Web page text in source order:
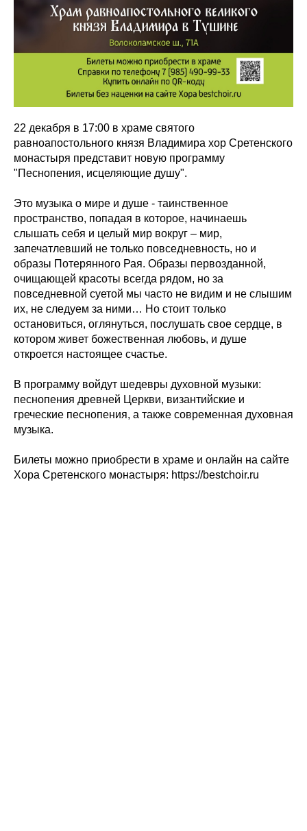
22 декабря в 17:00 в храме святого
равноапостольного князя Владимира хор Сретенского
монастыря представит новую программу
"Песнопения, исцеляющие душу".
Это музыка о мире и душе - таинственное
пространство, попадая в которое, начинаешь
слышать себя и целый мир вокруг – мир,
запечатлевший не только повседневность, но и
образы Потерянного Рая. Образы первозданной,
очищающей красоты всегда рядом, но за
повседневной суетой мы часто не видим и не слышим
их, не следуем за ними… Но стоит только
остановиться, оглянуться, послушать свое сердце, в
котором живет божественная любовь, и душе
откроется настоящее счастье.
В программу войдут шедевры духовной музыки:
песнопения древней Церкви, византийские и
греческие песнопения, а также современная духовная
музыка.
Билеты можно приобрести в храме и онлайн на сайте
Хора Сретенского монастыря: https://bestchoir.ru